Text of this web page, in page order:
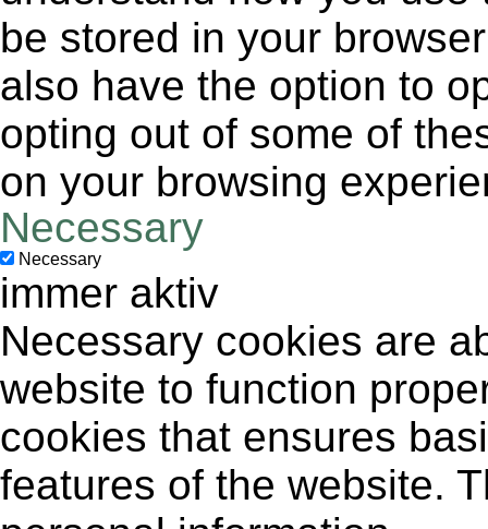
be stored in your
also have the option to
opting out of some of
on your browsing
Necessary
Necessary
immer aktiv
Necessary cookies are
website to function
cookies that ensures
features of the website.